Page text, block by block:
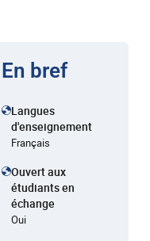
En bref
Langues
d'enseignement
Français
Ouvert aux
étudiants en
échange
Oui